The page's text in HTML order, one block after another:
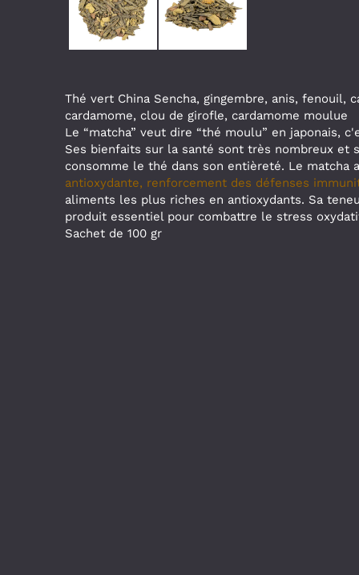
Thé vert China Sencha, gingembre, anis, fenouil,
cardamome, clou de girofle, cardamome moulue
Le “matcha” veut dire “thé moulu” en
Ses bienfaits sur la santé sont très nombreux
consomme le thé dans son entièreté. Le matcha
antioxydante, renforcement des défenses
aliments les plus riches en antioxydants. Sa
produit essentiel pour combattre le stress
Sachet de 100 gr